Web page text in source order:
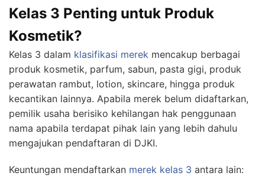
Kelas 3 Penting untuk Produk
Kosmetik?
Kelas 3 dalam klasifikasi merek mencakup berbagai
produk kosmetik, parfum, sabun, pasta gigi, produk
perawatan rambut, lotion, skincare, hingga produk
kecantikan lainnya. Apabila merek belum didaftarkan,
pemilik usaha berisiko kehilangan hak penggunaan
nama apabila terdapat pihak lain yang lebih dahulu
mengajukan pendaftaran di DJKI.
Keuntungan mendaftarkan merek kelas 3 antara lain: